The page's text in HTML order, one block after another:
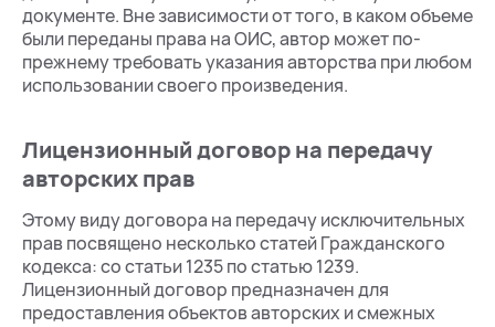
документе. Вне зависимости от того, в каком объеме
были переданы права на ОИС, автор может по-
прежнему требовать указания авторства при любом
использовании своего произведения.
Лицензионный договор на передачу
авторских прав
Этому виду договора на передачу исключительных
прав посвящено несколько статей Гражданского
кодекса: со статьи 1235 по статью 1239.
Лицензионный договор предназначен для
предоставления объектов авторских и смежных